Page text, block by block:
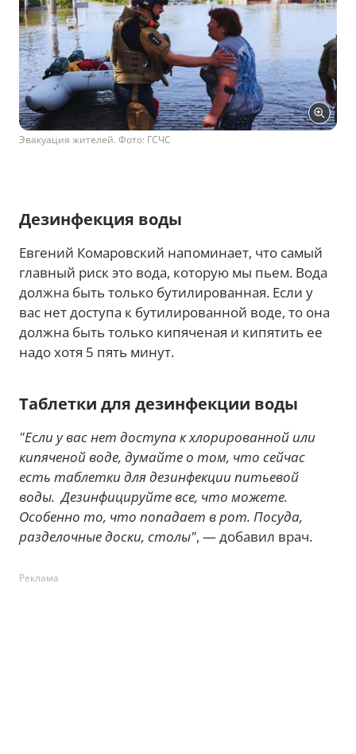
Эвакуация жителей. Фото: ГСЧС
Дезинфекция воды
Евгений Комаровский напоминает, что самый
главный риск это вода, которую мы пьем. Вода
должна быть только бутилированная. Если у
вас нет доступа к бутилированной воде, то она
должна быть только кипяченая и кипятить ее
надо хотя 5 пять минут.
Таблетки для дезинфекции воды
"Если у вас нет доступа к хлорированной или
кипяченой воде, думайте о том, что сейчас
есть таблетки для дезинфекции питьевой
воды. Дезинфицируйте все, что можете.
Особенно то, что попадает в рот. Посуда,
разделочные доски, столы", — добавил врач.
Реклама